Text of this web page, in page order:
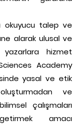
okuyucu talep ve
alarak ulusal ve
yazarlara hizmet
Academy
yasal ve etik
ve
çalışmaları
amacı